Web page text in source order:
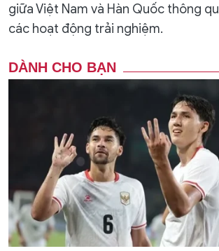
giữa Việt Nam và Hàn Quốc thông
các hoạt động trải nghiệm.